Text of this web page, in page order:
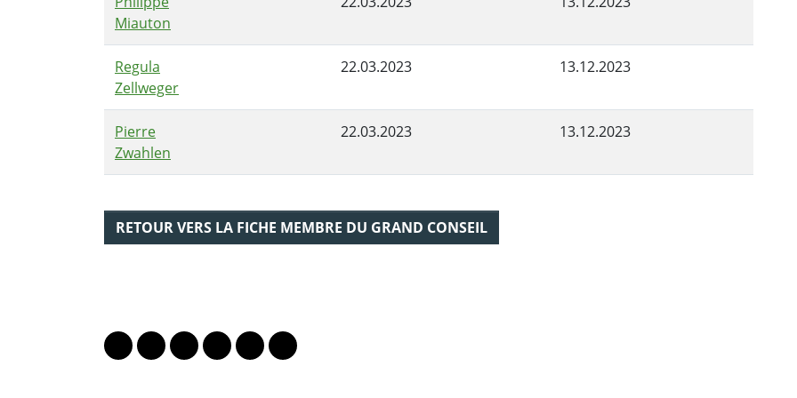
Miauton
Regula
Zellweger
22.03.2023 13.12.2023
Pierre
Zwahlen
22.03.2023 13.12.2023
RETOUR VERS LA FICHE MEMBRE DU GRAND CONSEIL
Lien vers le profil Mastodon
Lien vers le profil Bluesky
Lien vers le profil Instagram
Lien vers le profil Linkedin
Lien vers le profil Facebook
Lien vers le profil Twitter